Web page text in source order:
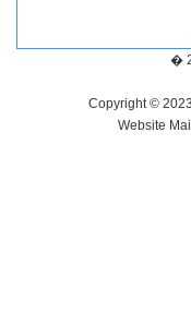
�
Copyright ©
Website